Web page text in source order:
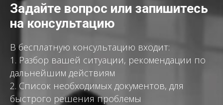
Задайте вопрос или запишитесь
на консультацию
В бесплатную консультацию входит:
1. Разбор вашей ситуации, рекомендации по
дальнейшим действиям
2. Список необходимых документов, для
быстрого решения проблемы